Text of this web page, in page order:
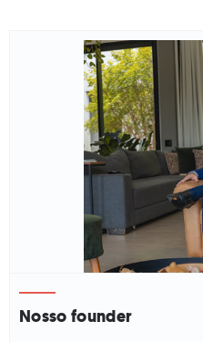
Nosso founder